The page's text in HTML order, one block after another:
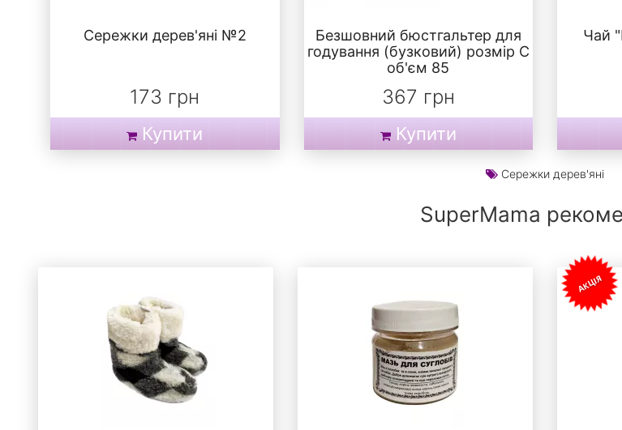
Сережки дерев'яні №2
173 грн
Купити
Безшовний бюстгальтер для
годування (бузковий) розмір С
об'єм 85
367 грн
Купити
Чай
Сережки дерев'яні
SuperMama
АКЦІЯ